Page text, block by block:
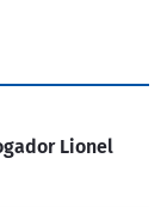
Lionel